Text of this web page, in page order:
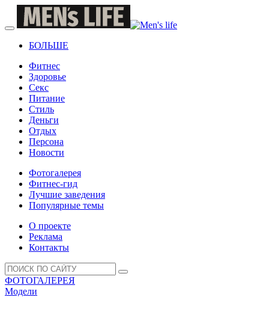
БОЛЬШЕ
Фитнес
Здоровье
Секс
Питание
Стиль
Деньги
Отдых
Персона
Новости
Фотогалерея
Фитнес-гид
Лучшие заведения
Популярные темы
О проекте
Реклама
Контакты
ФОТОГАЛЕРЕЯ
Модели